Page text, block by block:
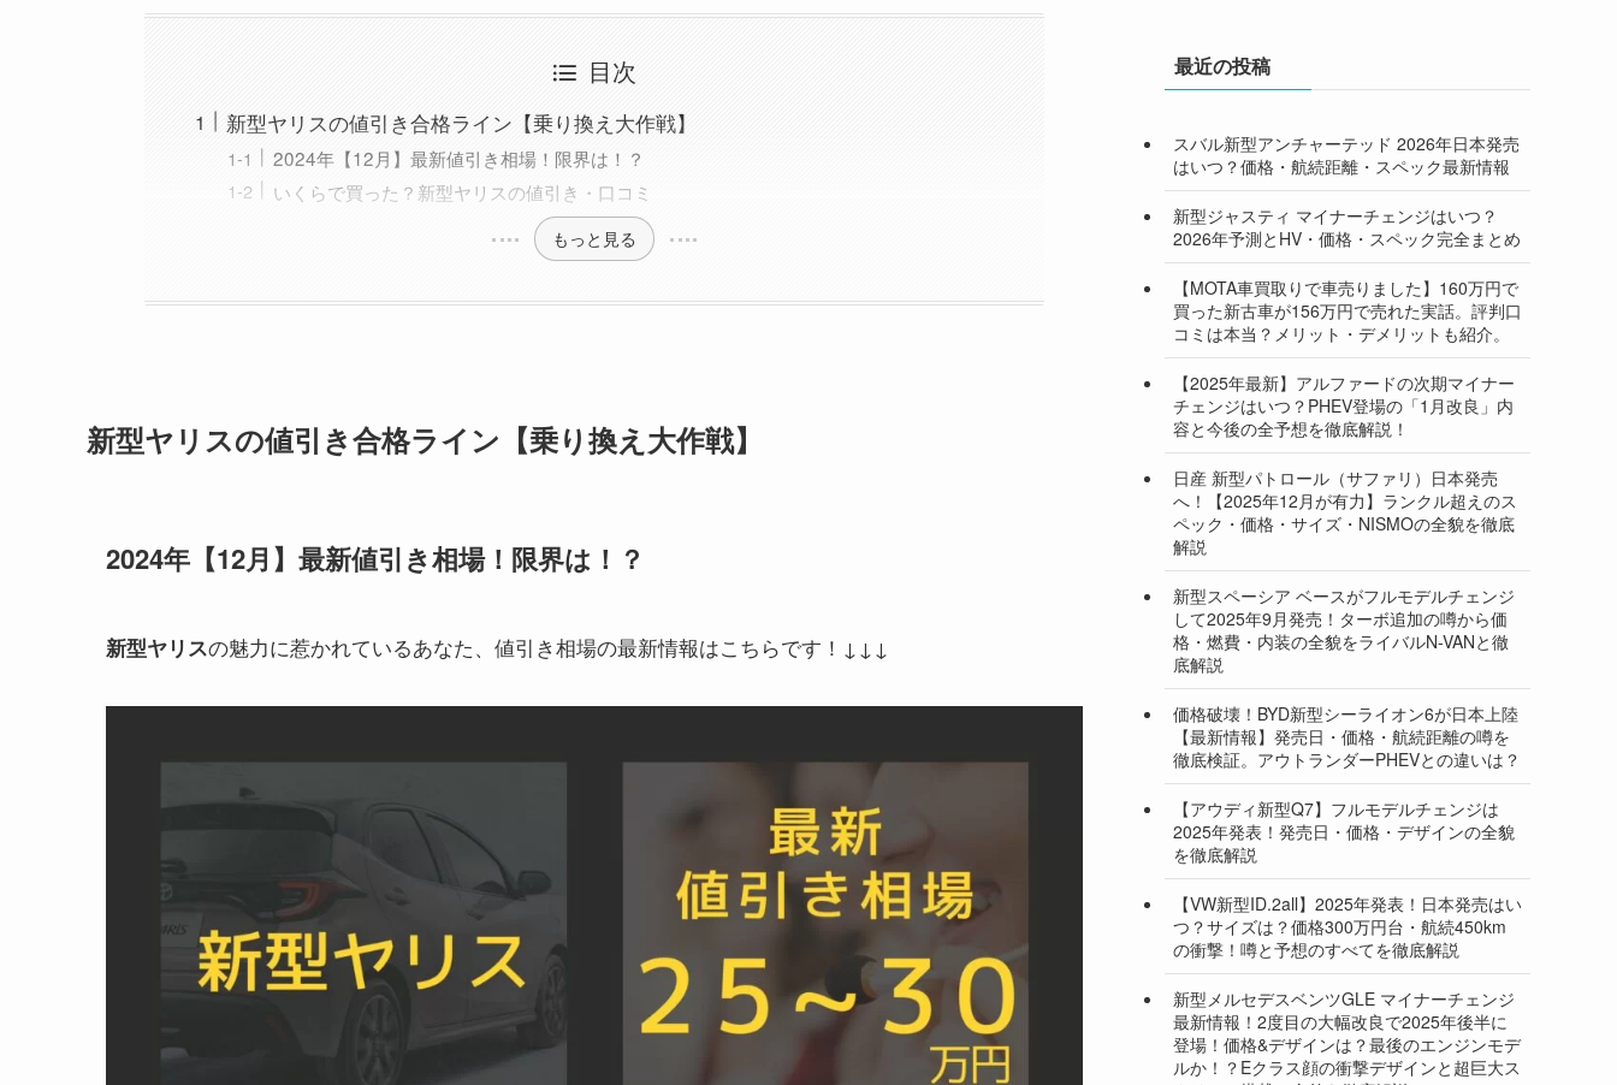
目次
新型ヤリスの値引き合格ライン【乗り換え大作戦】
2024年【12月】最新値引き相場！限界は！？
いくらで買った？新型ヤリスの値引き・口コミ
もっと見る
新型ヤリスの値引き合格ライン【乗り換え大作戦】
2024年【12月】最新値引き相場！限界は！？
新型ヤリスの魅力に惹かれているあなた、値引き相場の最新情報はこちらです！↓↓↓
最近の投稿
スバル新型アンチャーテッド 2026年日本発売
はいつ？価格・航続距離・スペック最新情報
新型ジャスティ マイナーチェンジはいつ？
2026年予測とHV・価格・スペック完全まとめ
【MOTA車買取りで車売りました】160万円で
買った新古車が156万円で売れた実話。評判口
コミは本当？メリット・デメリットも紹介。
【2025年最新】アルファードの次期マイナー
チェンジはいつ？PHEV登場の「1月改良」内
容と今後の全予想を徹底解説！
日産 新型パトロール（サファリ）日本発売
へ！【2025年12月が有力】ランクル超えのス
ペック・価格・サイズ・NISMOの全貌を徹底
解説
新型スペーシア ベースがフルモデルチェンジ
して2025年9月発売！ターボ追加の噂から価
格・燃費・内装の全貌をライバルN-VANと徹
底解説
価格破壊！BYD新型シーライオン6が日本上陸
【最新情報】発売日・価格・航続距離の噂を
徹底検証。アウトランダーPHEVとの違いは？
【アウディ新型Q7】フルモデルチェンジは
2025年発表！発売日・価格・デザインの全貌
を徹底解説
【VW新型ID.2all】2025年発表！日本発売はい
つ？サイズは？価格300万円台・航続450km
の衝撃！噂と予想のすべてを徹底解説
新型メルセデスベンツGLE マイナーチェンジ
最新情報！2度目の大幅改良で2025年後半に
登場！価格&デザインは？最後のエンジンモデ
ルか！？Eクラス顔の衝撃デザインと超巨大ス